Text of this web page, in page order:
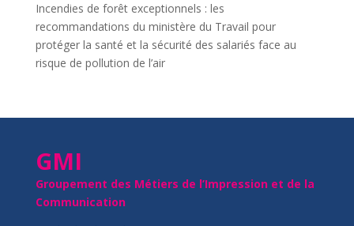
Incendies de forêt exceptionnels : les
recommandations du ministère du Travail pour
protéger la santé et la sécurité des salariés face au
risque de pollution de l’air
GMI
Groupement des Métiers de l’Impression et de la
Communication